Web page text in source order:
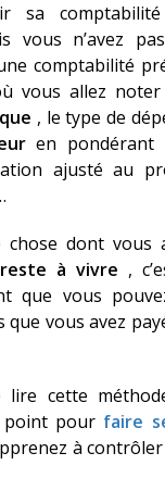
sa comptabilité
vous n’avez
comptabilité
vous allez
, le type de
en
ajusté au
dont vous
reste à vivre ,
que vous
vous avez
lire cette
pour faire
à